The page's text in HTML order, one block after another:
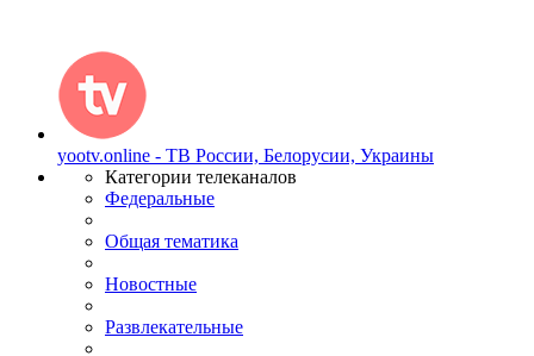
yootv.online - ТВ России, Белорусии, Украины
Категории телеканалов
Федеральные
Общая тематика
Новостные
Развлекательные